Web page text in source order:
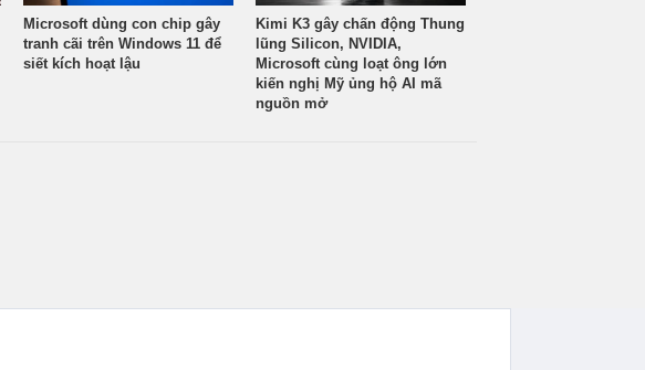
Microsoft dùng con chip gây
tranh cãi trên Windows 11 để
siết kích hoạt lậu
Kimi K3 gây chấn động Thung
lũng Silicon, NVIDIA,
Microsoft cùng loạt ông lớn
kiến nghị Mỹ ủng hộ AI mã
nguồn mở